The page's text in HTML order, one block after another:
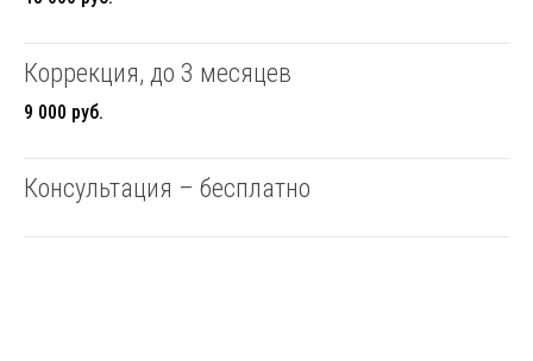
Коррекция, до 3 месяцев
9 000 руб.
Консультация – бесплатно